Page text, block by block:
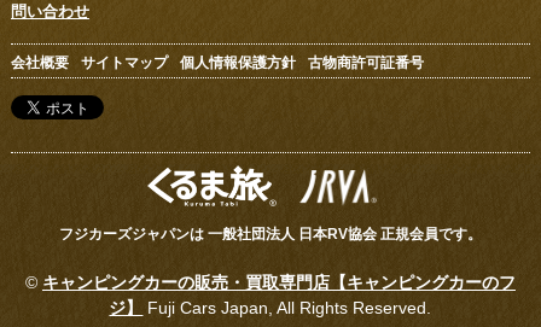
問い合わせ
会社概要 サイトマップ 個人情報保護方針 古物商許可証番号
フジカーズジャパンは 一般社団法人 日本RV協会 正規会員です。
© キャンピングカーの販売・買取専門店【キャンピングカーのフ
ジ】
Fuji Cars Japan, All Rights Reserved.